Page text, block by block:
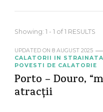
Showing: 1 - 1 of 1 RESULTS
UPDATED ON 8 AUGUST 2025
CALATORII IN
POVESTI DE CALATORIE
Porto – Douro,
atracții